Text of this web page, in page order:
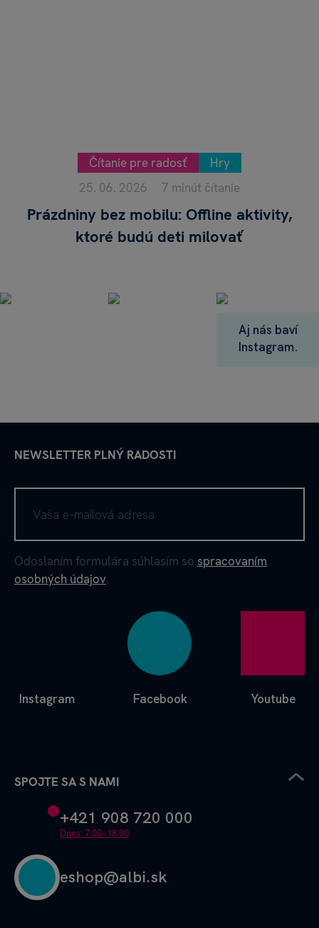
Čítanie pre radosť
Hry
25. 06. 2026
7 minút čítanie
Prázdniny bez mobilu: Offline aktivity,
ktoré budú deti milovať
Aj nás baví
Instagram.
NEWSLETTER PLNÝ RADOSTI
Odoslaním formulára súhlasím so spracovaním
osobných údajov.
Facebook
Instagram Youtube
SPOJTE SA S NAMI
+421 908 720 000
Dnes: 7.00–18.00
eshop@albi.sk